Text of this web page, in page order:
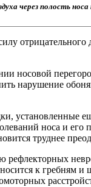
через полость носа
носовой
нарушение
установленные
носа и
труднее
к